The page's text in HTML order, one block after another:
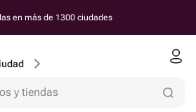
en más de 1300 ciudades
y tiendas